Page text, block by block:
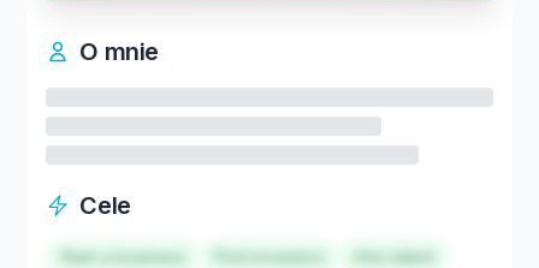
O mnie
Cele
Start a business Hire talent